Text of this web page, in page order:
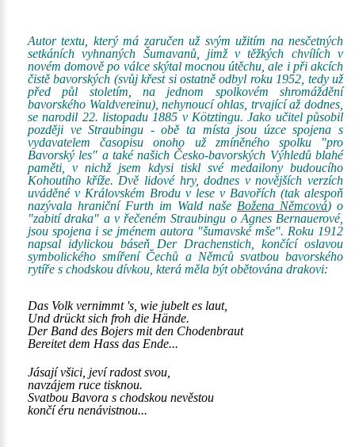
Autor textu, který má zaručen už svým užitím na nesčetných
setkáních vyhnaných Šumavanů, jimž v těžkých chvílích v
novém domově po válce skýtal mocnou útěchu, ale i při akcích
čistě bavorských (svůj křest si ostatně odbyl roku 1952, tedy už
před půl stoletím, na jednom spolkovém shromáždění
bavorského Waldvereinu), nehynoucí ohlas, trvající až dodnes,
se narodil 22. listopadu 1885 v Kötztingu. Jako učitel působil
později ve Straubingu - obě ta místa jsou úzce spojena s
vydavatelem časopisu onoho už zmíněného spolku "pro
Bavorský les" a také našich Česko-bavorských Výhledů blahé
paměti, v nichž jsem kdysi tiskl své medailony budoucího
Kohoutího kříže. Dvě lidové hry, dodnes v novějších verzích
uváděné v Královském Brodu v lese v Bavořích (tak alespoň
nazývala hraniční Furth im Wald naše Božena Němcová) o
"zabití draka" a v řečeném Straubingu o Agnes Bernauerové,
jsou spojena i se jménem autora "šumavské mše". Roku 1912
napsal idylickou báseň Der Drachenstich, končící oslavou
symbolického smíření Čechů a Němců svatbou bavorského
rytíře s chodskou dívkou, která měla být obětována drakovi:
Das Volk vernimmt 's, wie jubelt es laut,
Und drückt sich froh die Hände.
Der Band des Bojers mit den Chodenbraut
Bereitet dem Hass das Ende...
Jásají všici, jeví radost svou,
navzájem ruce tisknou.
Svatbou Bavora s chodskou nevěstou
končí éru nenávistnou...